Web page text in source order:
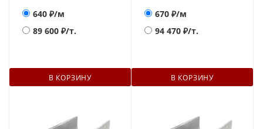
640 ₽/м
89 600 ₽/т.
В КОРЗИНУ
670 ₽/м
94 470 ₽/т.
В КОРЗИНУ